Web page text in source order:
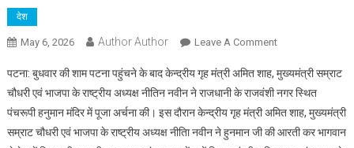
देश
May 6, 2026 Author Author Leave A CommentOn
गृह
मंत्री
एवं
मुख्यमंत्री
पटना: बुधवार की शाम पटना पहुंचने के बाद केन्द्रीय गृह मंत्री अमित शाह, मुख्यमंत्री सम्राट
चौधरी एवं भाजपा के राष्ट्रीय अध्यक्ष नीतिन नवीन ने राजधानी के राजवंशी नगर स्थित
पंचरूपी हनुमान मंदिर में पूजा अर्चना की। इस दौरान केन्द्रीय गृह मंत्री अमित शाह, मुख्यमंत्री
सम्राट चौधरी एवं भाजपा के राष्ट्रीय अध्यक्ष नीतिा नवीन ने हुनमान जी की आरती कर भागवान